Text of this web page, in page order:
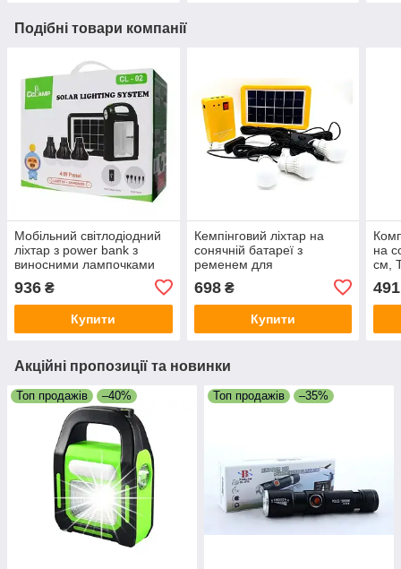
Подібні товари компанії
Мобільний світлодіодний
ліхтар з power bank з
виносними лампочками
Cclamp cl-02 на сонячній
батареї для дому
936 ₴
Купити
Кемпінговий ліхтар на
сонячній батареї з
ременем для
сонячною батареєю
Power Master
698₴
Купити
на
см,
491
Акційні пропозиції та новинки
Топ продажів –40% Топ продажів –35%